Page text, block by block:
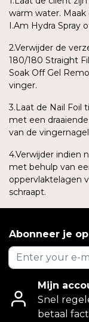
warm water.
I.Am Hydra Spray
2.Verwijder de
180/180 Straight
Soak Off Gel
vinger.
3.Laat de Nail Foil
met een
van de
4.Verwijder indien
met behulp van
oppervlaktelagen
schraapt.
Abonneer je
Mijn
Snel
betaal